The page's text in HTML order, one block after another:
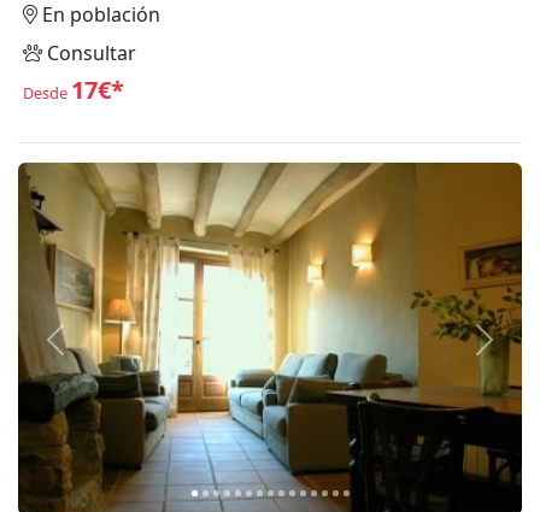
En población
Consultar
Desde 17€*
Anterior